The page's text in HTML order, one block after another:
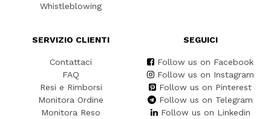
Whistleblowing
SERVIZIO CLIENTI
Contattaci
FAQ
Resi e Rimborsi
Monitora Ordine
Monitora Reso
SEGUICI
Follow us on Facebook
Follow us on Instagram
Follow us on Pinterest
Follow us on Telegram
Follow us on Linkedin